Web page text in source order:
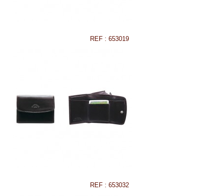
REF : 653019
REF : 653032